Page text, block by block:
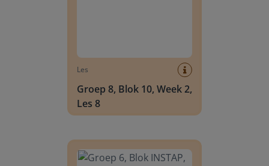
Les
Groep 8, Blok 10, Week 2,
Les 8